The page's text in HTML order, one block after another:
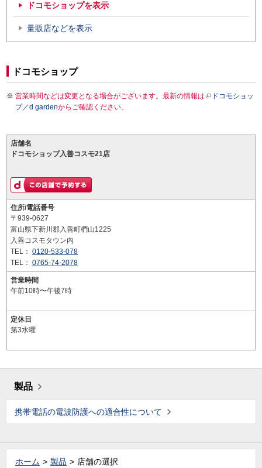
ドコモショップを表示
量販店などを表示
ドコモショップ
営業時間などは変更となる場合がございます。最新の情報は
ドコモショッ
プ／d gardenからご確認ください。
店舗名
ドコモショップ入善コスモ21店
住所/電話番号
〒939-0627
富山県下新川郡入善町椚山1225
入善コスモタウン内
TEL： 0120-533-078
TEL： 0765-74-2078
営業時間
午前10時〜午後7時
定休日
第3水曜
製品
携帯電話の電波防護への適合性について
ホーム 製品 店舗の選択